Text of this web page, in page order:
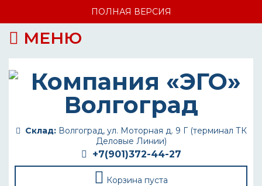
ПОЛНАЯ ВЕРСИЯ
МЕНЮ
Склад:Волгоград, ул. Моторная д. 9 Г (терминал ТК
Деловые Линии)
+7(901)372-44-27
Корзина пуста